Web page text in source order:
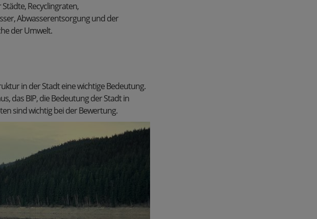
Recyclingraten,
Abwasserentsorgung und der
der Umwelt.
in der Stadt eine wichtige Bedeutung.
das BIP, die Bedeutung der Stadt in
sind wichtig bei der Bewertung.